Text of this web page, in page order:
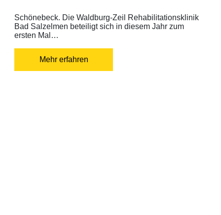
Schönebeck. Die Waldburg-Zeil Rehabilitationsklinik
Bad Salzelmen beteiligt sich in diesem Jahr zum
ersten Mal…
Mehr erfahren